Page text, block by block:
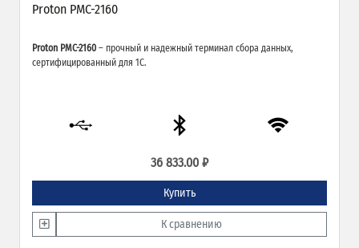
Proton PMC-2160
Proton PMC-2160 – прочный и надежный терминал сбора данных,
сертифицированный для 1С.
36 833.00 ₽
Купить
К сравнению